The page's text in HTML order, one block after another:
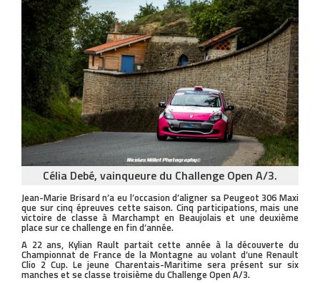
Célia Debé, vainqueure du Challenge Open A/3.
Jean-Marie Brisard n’a eu l’occasion d’aligner sa Peugeot 306 Maxi
que sur cinq épreuves cette saison. Cinq participations, mais une
victoire de classe à Marchampt en Beaujolais et une deuxième
place sur ce challenge en fin d’année.
A 22 ans, Kylian Rault partait cette année à la découverte du
Championnat de France de la Montagne au volant d’une Renault
Clio 2 Cup. Le jeune Charentais-Maritime sera présent sur six
manches et se classe troisième du Challenge Open A/3.